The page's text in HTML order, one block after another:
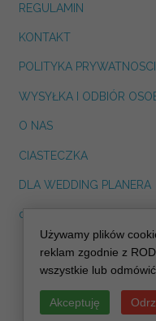
REGULAMIN
KONTAKT
POLITYKA
WYSYŁKA I ODBIÓR
O NAS
CIASTECZKA
DLA WEDDING PLANERA
dreskot.com
Używamy plików
reklam zgodnie z
wszystkie lub odmówić.
Akceptuję